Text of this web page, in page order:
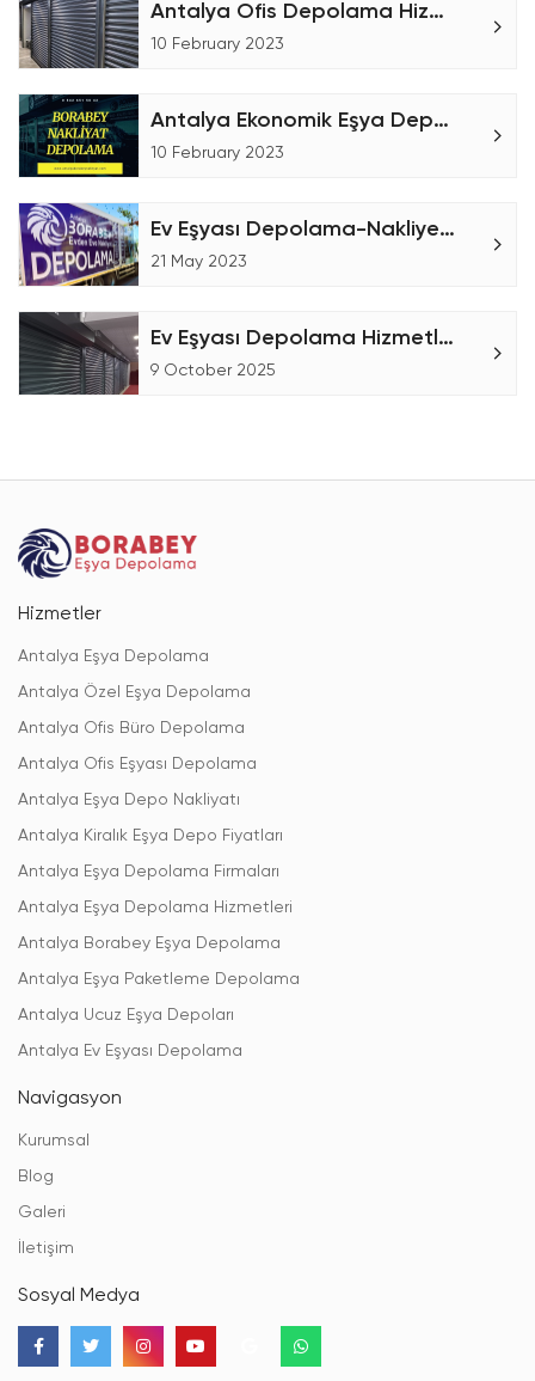
Antalya Ofis Depolama Hizmetleri
10 February 2023
Antalya Ekonomik Eşya Depoları
10 February 2023
Ev Eşyası Depolama-Nakliye Ücretleri
21 May 2023
Ev Eşyası Depolama Hizmetleri
9 October 2025
Hizmetler
Antalya Eşya Depolama
Antalya Özel Eşya Depolama
Antalya Ofis Büro Depolama
Antalya Ofis Eşyası Depolama
Antalya Eşya Depo Nakliyatı
Antalya Kiralık Eşya Depo Fiyatları
Antalya Eşya Depolama Firmaları
Antalya Eşya Depolama Hizmetleri
Antalya Borabey Eşya Depolama
Antalya Eşya Paketleme Depolama
Antalya Ucuz Eşya Depoları
Antalya Ev Eşyası Depolama
Navigasyon
Kurumsal
Blog
Galeri
İletişim
Sosyal Medya